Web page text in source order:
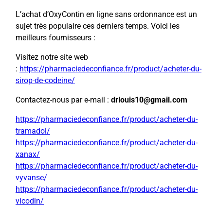
L’achat d’OxyContin en ligne sans ordonnance est un
sujet très populaire ces derniers temps. Voici les
meilleurs fournisseurs :
Visitez notre site web
: https://pharmaciedeconfiance.fr/product/acheter-du-
sirop-de-codeine/
Contactez-nous par e-mail : drlouis10@gmail.com
https://pharmaciedeconfiance.fr/product/acheter-du-
tramadol/
https://pharmaciedeconfiance.fr/product/acheter-du-
xanax/
https://pharmaciedeconfiance.fr/product/acheter-du-
vyvanse/
https://pharmaciedeconfiance.fr/product/acheter-du-
vicodin/